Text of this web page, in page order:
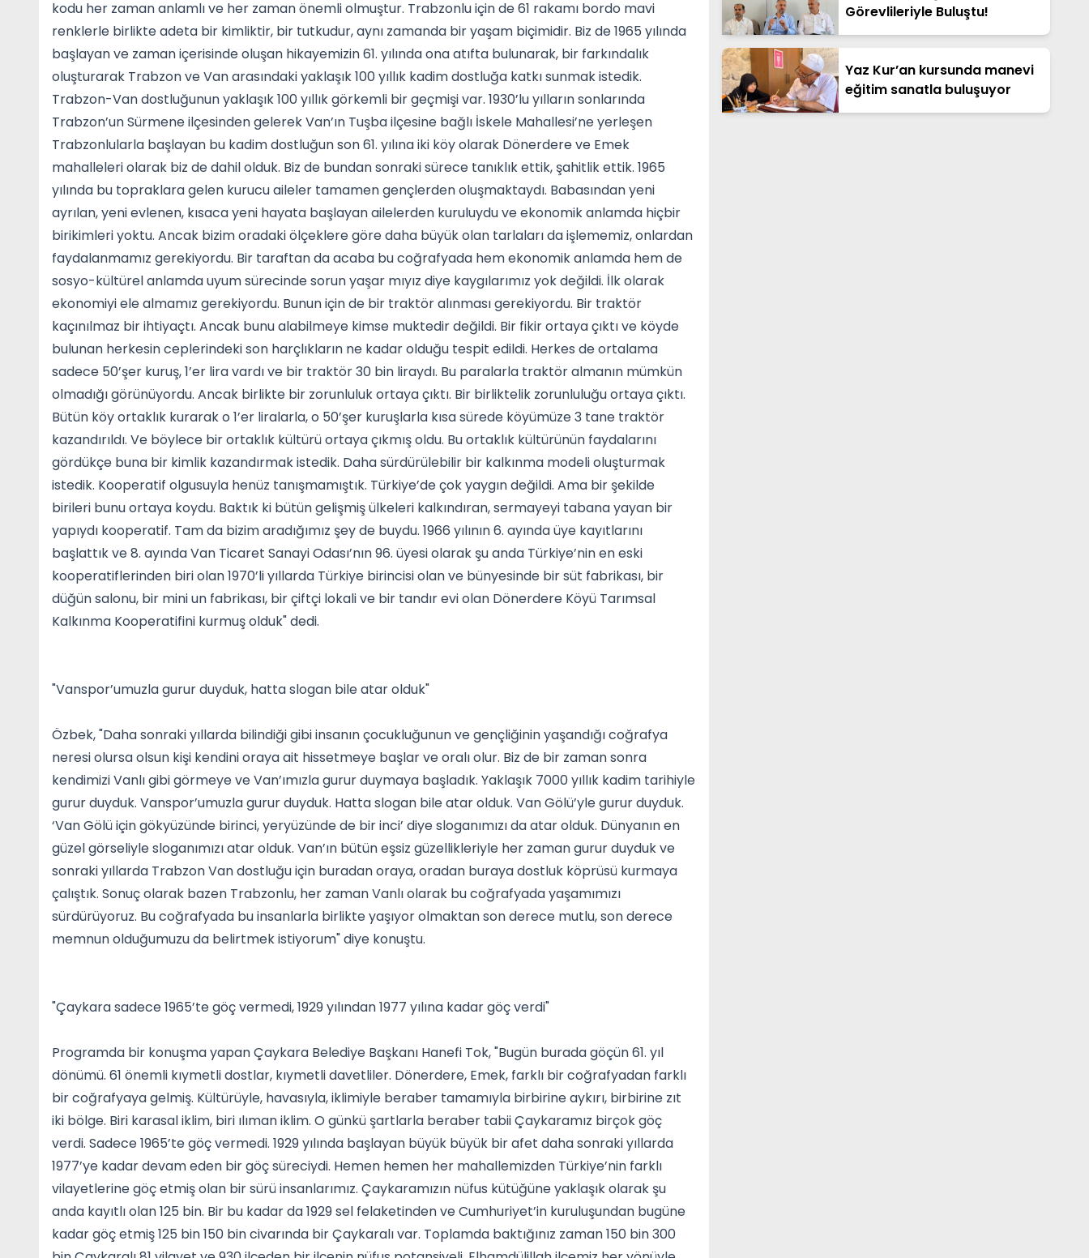
kodu her zaman anlamlı ve her zaman önemli olmuştur. Trabzonlu için de 61 rakamı bordo mavi
renklerle birlikte adeta bir kimliktir, bir tutkudur, aynı zamanda bir yaşam biçimidir. Biz de 1965 yılında
başlayan ve zaman içerisinde oluşan hikayemizin 61. yılında ona atıfta bulunarak, bir farkındalık
oluşturarak Trabzon ve Van arasındaki yaklaşık 100 yıllık kadim dostluğa katkı sunmak istedik.
Trabzon-Van dostluğunun yaklaşık 100 yıllık görkemli bir geçmişi var. 1930’lu yılların sonlarında
Trabzon’un Sürmene ilçesinden gelerek Van’ın Tuşba ilçesine bağlı İskele Mahallesi’ne yerleşen
Trabzonlularla başlayan bu kadim dostluğun son 61. yılına iki köy olarak Dönerdere ve Emek
mahalleleri olarak biz de dahil olduk. Biz de bundan sonraki sürece tanıklık ettik, şahitlik ettik. 1965
yılında bu topraklara gelen kurucu aileler tamamen gençlerden oluşmaktaydı. Babasından yeni
ayrılan, yeni evlenen, kısaca yeni hayata başlayan ailelerden kuruluydu ve ekonomik anlamda hiçbir
birikimleri yoktu. Ancak bizim oradaki ölçeklere göre daha büyük olan tarlaları da işlememiz, onlardan
faydalanmamız gerekiyordu. Bir taraftan da acaba bu coğrafyada hem ekonomik anlamda hem de
sosyo-kültürel anlamda uyum sürecinde sorun yaşar mıyız diye kaygılarımız yok değildi. İlk olarak
ekonomiyi ele almamız gerekiyordu. Bunun için de bir traktör alınması gerekiyordu. Bir traktör
kaçınılmaz bir ihtiyaçtı. Ancak bunu alabilmeye kimse muktedir değildi. Bir fikir ortaya çıktı ve köyde
bulunan herkesin ceplerindeki son harçlıkların ne kadar olduğu tespit edildi. Herkes de ortalama
sadece 50’şer kuruş, 1’er lira vardı ve bir traktör 30 bin liraydı. Bu paralarla traktör almanın mümkün
olmadığı görünüyordu. Ancak birlikte bir zorunluluk ortaya çıktı. Bir birliktelik zorunluluğu ortaya çıktı.
Bütün köy ortaklık kurarak o 1’er liralarla, o 50’şer kuruşlarla kısa sürede köyümüze 3 tane traktör
kazandırıldı. Ve böylece bir ortaklık kültürü ortaya çıkmış oldu. Bu ortaklık kültürünün faydalarını
gördükçe buna bir kimlik kazandırmak istedik. Daha sürdürülebilir bir kalkınma modeli oluşturmak
istedik. Kooperatif olgusuyla henüz tanışmamıştık. Türkiye’de çok yaygın değildi. Ama bir şekilde
birileri bunu ortaya koydu. Baktık ki bütün gelişmiş ülkeleri kalkındıran, sermayeyi tabana yayan bir
yapıydı kooperatif. Tam da bizim aradığımız şey de buydu. 1966 yılının 6. ayında üye kayıtlarını
başlattık ve 8. ayında Van Ticaret Sanayi Odası’nın 96. üyesi olarak şu anda Türkiye’nin en eski
kooperatiflerinden biri olan 1970’li yıllarda Türkiye birincisi olan ve bünyesinde bir süt fabrikası, bir
düğün salonu, bir mini un fabrikası, bir çiftçi lokali ve bir tandır evi olan Dönerdere Köyü Tarımsal
Kalkınma Kooperatifini kurmuş olduk" dedi.
"Vanspor’umuzla gurur duyduk, hatta slogan bile atar olduk"
Özbek, "Daha sonraki yıllarda bilindiği gibi insanın çocukluğunun ve gençliğinin yaşandığı coğrafya
neresi olursa olsun kişi kendini oraya ait hissetmeye başlar ve oralı olur. Biz de bir zaman sonra
kendimizi Vanlı gibi görmeye ve Van’ımızla gurur duymaya başladık. Yaklaşık 7000 yıllık kadim tarihiyle
gurur duyduk. Vanspor’umuzla gurur duyduk. Hatta slogan bile atar olduk. Van Gölü’yle gurur duyduk.
‘Van Gölü için gökyüzünde birinci, yeryüzünde de bir inci’ diye sloganımızı da atar olduk. Dünyanın en
güzel görseliyle sloganımızı atar olduk. Van’ın bütün eşsiz güzellikleriyle her zaman gurur duyduk ve
sonraki yıllarda Trabzon Van dostluğu için buradan oraya, oradan buraya dostluk köprüsü kurmaya
çalıştık. Sonuç olarak bazen Trabzonlu, her zaman Vanlı olarak bu coğrafyada yaşamımızı
sürdürüyoruz. Bu coğrafyada bu insanlarla birlikte yaşıyor olmaktan son derece mutlu, son derece
memnun olduğumuzu da belirtmek istiyorum" diye konuştu.
"Çaykara sadece 1965’te göç vermedi, 1929 yılından 1977 yılına kadar göç verdi"
Programda bir konuşma yapan Çaykara Belediye Başkanı Hanefi Tok, "Bugün burada göçün 61. yıl
dönümü. 61 önemli kıymetli dostlar, kıymetli davetliler. Dönerdere, Emek, farklı bir coğrafyadan farklı
bir coğrafyaya gelmiş. Kültürüyle, havasıyla, iklimiyle beraber tamamıyla birbirine aykırı, birbirine zıt
iki bölge. Biri karasal iklim, biri ılıman iklim. O günkü şartlarla beraber tabii Çaykaramız birçok göç
verdi. Sadece 1965’te göç vermedi. 1929 yılında başlayan büyük büyük bir afet daha sonraki yıllarda
1977’ye kadar devam eden bir göç süreciydi. Hemen hemen her mahallemizden Türkiye’nin farklı
vilayetlerine göç etmiş olan bir sürü insanlarımız. Çaykaramızın nüfus kütüğüne yaklaşık olarak şu
anda kayıtlı olan 125 bin. Bir bu kadar da 1929 sel felaketinden ve Cumhuriyet’in kuruluşundan bugüne
kadar göç etmiş 125 bin 150 bin civarında bir Çaykaralı var. Toplamda baktığınız zaman 150 bin 300
Görevlileriyle Buluştu!
Yaz Kur’an kursunda manevi
eğitim sanatla buluşuyor